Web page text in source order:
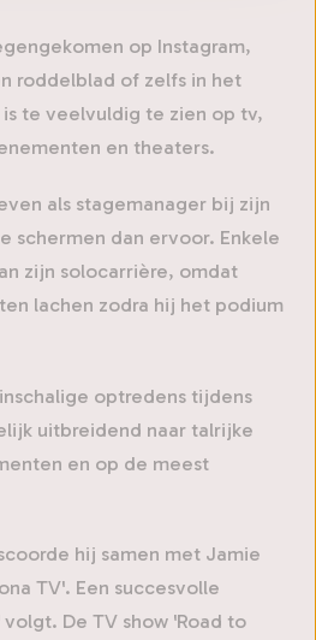
op Instagram,
roddelblad of zelfs in het
te veelvuldig te zien op tv,
en theaters.
als stagemanager bij zijn
schermen dan ervoor. Enkele
zijn solocarrière, omdat
lachen zodra hij het podium
optredens tijdens
uitbreidend naar talrijke
en op de meest
hij samen met Jamie
TV'. Een succesvolle
De TV show 'Road to